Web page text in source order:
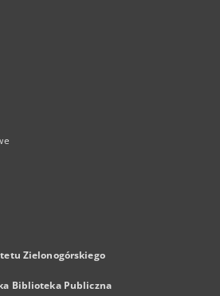
Zielonogórskiego
Biblioteka Publiczna